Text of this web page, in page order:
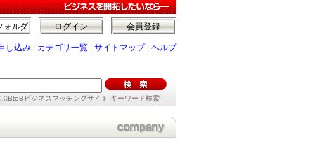
会員登録
ログイン
ォルダ
し込み カテゴリ一覧 サイトマップ| ヘルプ
BtoBビジネスマッチングサイト キーワード検索